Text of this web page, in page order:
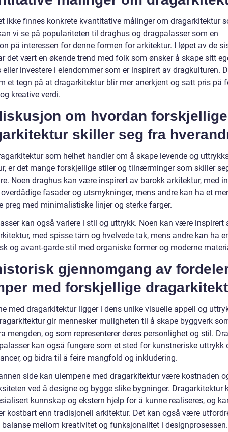
ikke finnes konkrete kvantitative målinger om dragarkitektur
vi se på populariteten til draghus og dragpalasser som en
på interessen for denne formen for arkitektur. I løpet av de
det vært en økende trend med folk som ønsker å skape sitt
eller investere i eiendommer som er inspirert av dragkulturen.
et tegn på at dragarkitektur blir mer anerkjent og satt pris på
kreative verdi.
om hvordan forskjellige
skiller seg fra
som helhet handler om å skape levende og
er det mange forskjellige stiler og tilnærminger som skiller
Noen draghus kan være inspirert av barokk arkitektur, med
fasader og utsmykninger, mens andre kan ha et mer
preg med minimalistiske linjer og sterke farger.
kan også variere i stil og uttrykk. Noen kan være inspirert
med spisse tårn og hvelvede tak, mens andre kan ha
og avant-garde stil med organiske former og moderne
gjennomgang av
med forskjellige
med dragarkitektur ligger i dens unike visuelle appell og
gir mennesker muligheten til å skape byggverk
mengden, og som representerer deres personlighet og stil.
kan også fungere som et sted for kunstneriske uttrykk
og bidra til å feire mangfold og inkludering.
side kan ulempene med dragarkitektur være kostnaden
ved å designe og bygge slike bygninger. Dragarkitektur
kunnskap og ekstern hjelp for å kunne realiseres, og
kostbart enn tradisjonell arkitektur. Det kan også være
balanse mellom kreativitet og funksjonalitet i designprosessen.